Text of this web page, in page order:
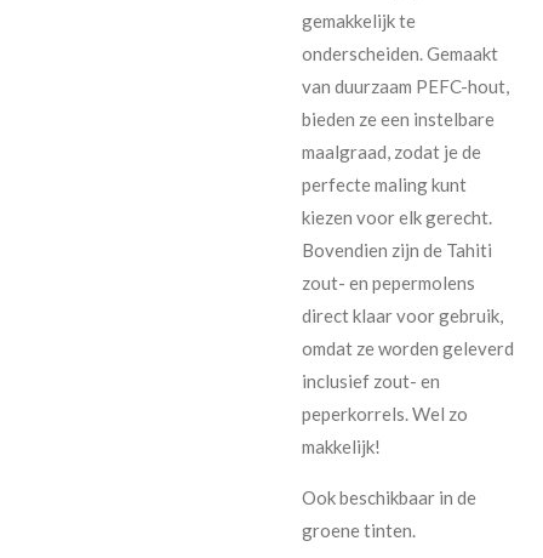
gemakkelijk te
onderscheiden. Gemaakt
van duurzaam PEFC-hout,
bieden ze een instelbare
maalgraad, zodat je de
perfecte maling kunt
kiezen voor elk gerecht.
Bovendien zijn de Tahiti
zout- en pepermolens
direct klaar voor gebruik,
omdat ze worden geleverd
inclusief zout- en
peperkorrels. Wel zo
makkelijk!
Ook beschikbaar in de
groene tinten.